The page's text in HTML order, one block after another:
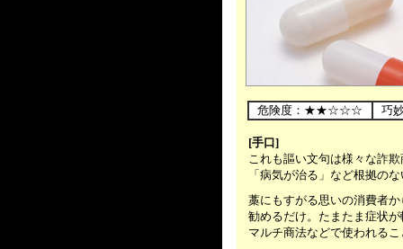
危険度：★★☆☆☆ 巧
[手口]
これも謳い文句は様々な詐欺
「病気が治る」など根拠のな
藁にもすがる思いの消費者か
勧めるだけ。たまたま症状が
マルチ商法などで使われるこ